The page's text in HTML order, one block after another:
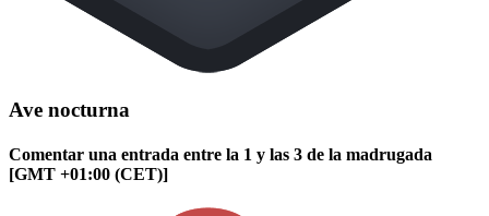
Ave nocturna
Comentar una entrada entre la 1 y las 3 de la madrugada
[GMT +01:00 (CET)]